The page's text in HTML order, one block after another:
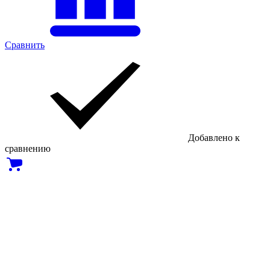
Сравнить
Добавлено к
сравнению